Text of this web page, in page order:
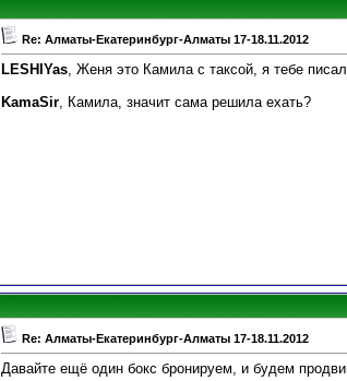
Re: Алматы-Екатеринбург-Алматы 17-18.11.2012
LESHIYas, Женя это Камила с таксой, я тебе
KamaSir, Камила, значит сама решила ехать?
Re: Алматы-Екатеринбург-Алматы 17-18.11.2012
Давайте ещё один бокс бронируем, и будем